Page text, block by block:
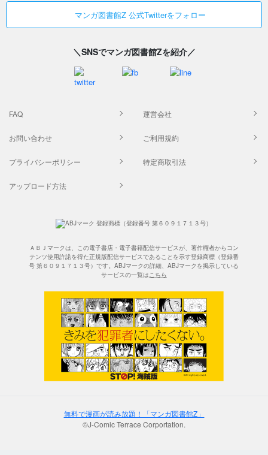
マンガ図書館Z 公式Twitterをフォロー
＼SNSでマンガ図書館Zを紹介／
FAQ 運営会社
お問い合わせ ご利用規約
プライバシーポリシー 特定商取引法
アップロード方法
ＡＢＪマークは、この電子書店・電子書籍配信サービスが、著作権者からコン
テンツ使用許諾を得た正規版配信サービスであることを示す登録商標（登録番
号 第６０９１７１３号）です。ABJマークの詳細、ABJマークを掲示している
サービスの一覧はこちら
無料で漫画が読み放題！「マンガ図書館Z」
©J-Comic Terrace Corportation.